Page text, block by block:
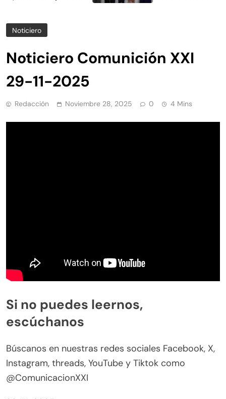
Noticiero
Noticiero Comunición XXI
29-11-2025
Redacción Noviembre 28, 2025 0 4 Mins
Si no puedes leernos,
escúchanos
Búscanos en nuestras redes sociales Facebook, X,
Instagram, threads, YouTube y Tiktok como
@ComunicacionXXI